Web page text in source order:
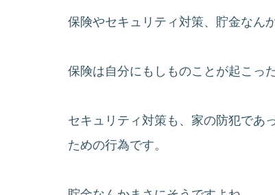
保険やセキュリティ対策、貯金なん
保険は自分にもしものことが起こっ
セキュリティ対策も、家の防犯であ
ための行為です。